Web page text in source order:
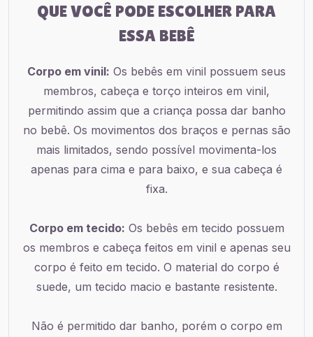
QUE VOCÊ PODE ESCOLHER PARA
ESSA BEBÊ
Corpo em vinil: Os bebês em vinil possuem seus
membros, cabeça e torço inteiros em vinil,
permitindo assim que a criança possa dar banho
no bebê. Os movimentos dos braços e pernas são
mais limitados, sendo possível movimenta-los
apenas para cima e para baixo, e sua cabeça é
fixa.
Corpo em tecido: Os bebês em tecido possuem
os membros e cabeça feitos em vinil e apenas seu
corpo é feito em tecido. O material do corpo é
suede, um tecido macio e bastante resistente.
Não é permitido dar banho, porém o corpo em